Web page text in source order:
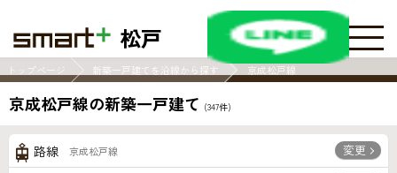
松戸
トップページ 新築一戸建てを沿線から探す 京成松戸線
京成松戸線の新築一戸建て (347件)
路線 京成松戸線 変更